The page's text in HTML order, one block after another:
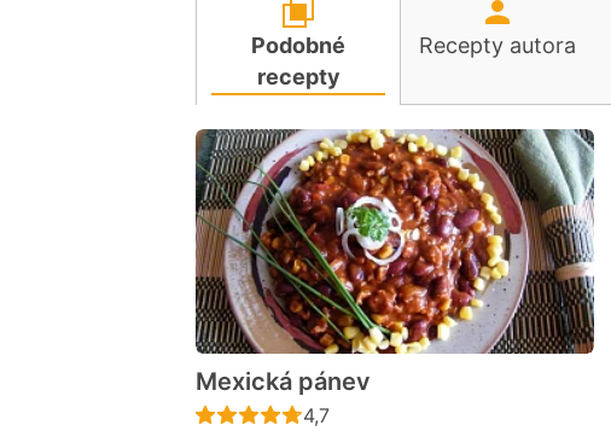
Podobné
recepty
Recepty autora
Mexická pánev
Recept ještě nebyl hodnocen
4,7